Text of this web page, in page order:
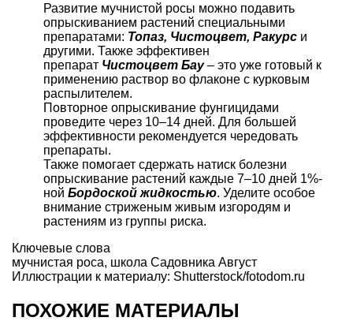
Развитие мучнистой росы можно подавить
опрыскиванием растений специальными
препаратами: Топаз, Чистоцвет, Ракурс и
другими. Также эффективен
препарат Чистоцвет Бау– это уже готовый к
применению раствор во флаконе с курковым
распылителем.
Повторное опрыскивание фунгицидами
проведите через 10–14 дней. Для большей
эффективности рекомендуется чередовать
препараты.
Также помогает сдержать натиск болезни
опрыскивание растений каждые 7–10 дней 1%-
ной Бордоской жидкостью. Уделите особое
внимание стриженым живым изгородям и
растениям из группы риска.
Ключевые слова
мучнистая роса, школа Садовника Август
Иллюстрации к материалу: Shutterstock/fotodom.ru
ПОХОЖИЕ МАТЕРИАЛЫ